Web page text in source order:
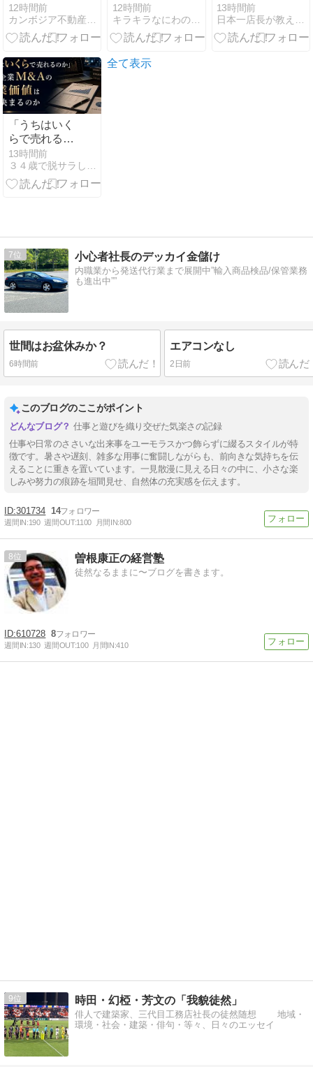
ェクト等
12時間前
12時間前
キラキラなにわのスピリチュアル・ママ
ン完全ガイド
｜キャンペー
ン集客の成功
13時間前
「うちはいく
らで売れるの
か」中小企業
M&Aの企業価
値はどう決ま
13時間前
全て表示
7 小心者社長のデッカイ金儲け
内職業から発送代行業まで展開中”輸入商品検品/保管業務
も進出中””
世間はお盆休みか？
6時間前
エアコンなし
2日前
このブログのここがポイント
仕事と遊びを織り交ぜた気楽さの記録
仕事や日常のささいな出来事をユーモラスかつ飾らずに綴るスタイルが特
徴です。暑さや遅刻、雑多な用事に奮闘しながらも、前向きな気持ちを伝
えることに重きを置いています。一見散漫に見える日々の中に、小さな楽
しみや努力の痕跡を垣間見せ、自然体の充実感を伝えます。
301734 14
週間IN:190 週間OUT:1100 月間IN:800
8 曽根康正の経営塾
徒然なるままに〜ブログを書きます。
610728 8
週間IN:130 週間OUT:100 月間IN:410
9 時田・幻椏・芳文の「我貌徒然」
俳人で建築家、三代目工務店社長の徒然随想 地域・
環境・社会・建築・俳句・等々、日々のエッセイ